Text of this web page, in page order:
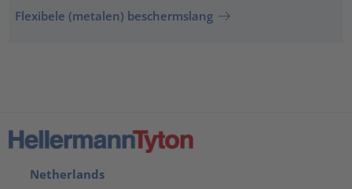
Flexibele (metalen) beschermslang
Netherlands